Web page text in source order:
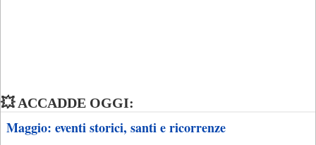
💥 ACCADDE OGGI:
Maggio: eventi storici, santi e ricorrenze